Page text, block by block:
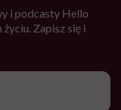
i podcasty Hello
Zapisz się i